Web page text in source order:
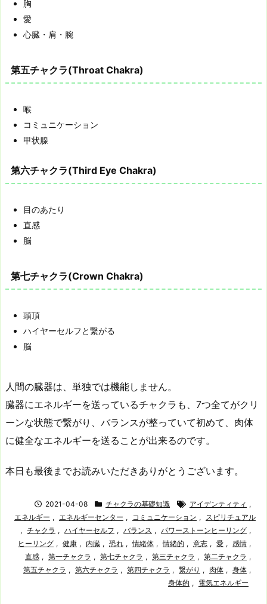
胸
愛
心臓・肩・腕
第五チャクラ(Throat Chakra)
喉
コミュニケーション
甲状腺
第六チャクラ(Third Eye Chakra)
目のあたり
直感
脳
第七チャクラ(Crown Chakra)
頭頂
ハイヤーセルフと繋がる
脳
人間の臓器は、単独では機能しません。
臓器にエネルギーを送っているチャクラも、7つ全てがクリ
ーンな状態で繋がり、バランスが整っていて初めて、肉体
に健全なエネルギーを送ることが出来るのです。
本日も最後までお読みいただきありがとうございます。
2021-04-08 チャクラの基礎知識 アイデンティティ ,
エネルギー , エネルギーセンター , コミュニケーション , スピリチュアル
, チャクラ , ハイヤーセルフ , バランス , パワーストーンヒーリング ,
ヒーリング , 健康 , 内臓 , 恐れ , 情緒体 , 情緒的 , 意志 , 愛 , 感情 ,
直感 , 第一チャクラ , 第七チャクラ , 第三チャクラ , 第二チャクラ ,
第五チャクラ , 第六チャクラ , 第四チャクラ , 繋がり , 肉体 , 身体 ,
身体的 , 電気エネルギー